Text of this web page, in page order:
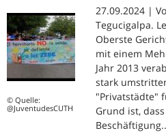
© Quelle:
@JuventudesCUTH
27.09.2024 |
Tegucigalpa.
Oberste
mit einem
Jahr 2013
stark
"Privatstädte"
Grund ist,